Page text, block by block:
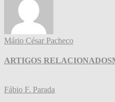
Mário César Pacheco
ARTIGOS RELACIONADOS
Fábio F. Parada